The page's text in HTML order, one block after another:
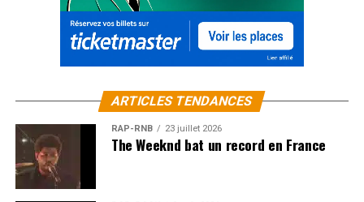
ARTICLES TENDANCES
RAP-RNB 23 juillet 2026
The Weeknd bat un record en France